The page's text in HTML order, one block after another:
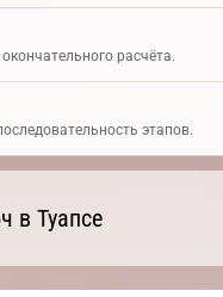
расчёта.
этапов.
в Туапсе